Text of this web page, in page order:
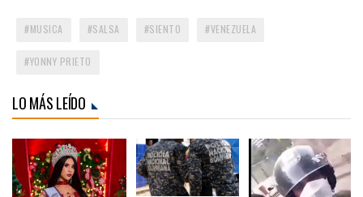
MUSICA SALSA SIENTO VENEZUELA
YONNY PRIETO
LO MÁS LEÍDO